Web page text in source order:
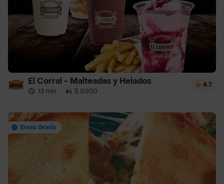
El Corral - Malteadas y Helados
13 min · $ 5000
4.7
Envío Gratis